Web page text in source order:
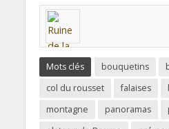
Mots clés bouquetins
col du rousset
falaises
montagne
panoramas